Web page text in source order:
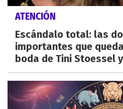
ATENCIÓN
Escándalo total: las
importantes que
boda de Tini Stoessel